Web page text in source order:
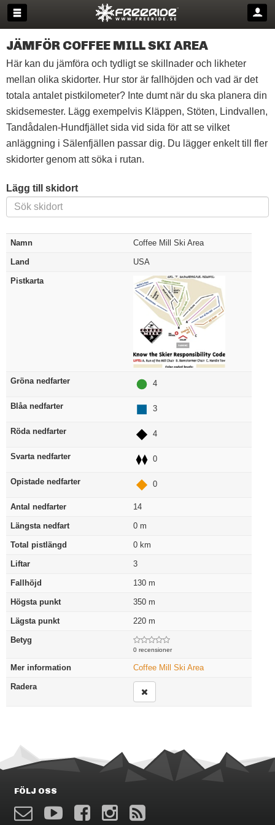
JÄMFÖR COFFEE MILL SKI AREA
Här kan du jämföra och tydligt se skillnader och likheter
mellan olika skidorter. Hur stor är fallhöjden och vad är det
totala antalet pistkilometer? Inte dumt när du ska planera din
skidsemester. Lägg exempelvis Kläppen, Stöten, Lindvallen,
Tandådalen-Hundfjället sida vid sida för att se vilket
anläggning i Sälenfjällen passar dig. Du lägger enkelt till fler
skidorter genom att söka i rutan.
Lägg till skidort
Namn Coffee Mill Ski Area
Land USA
Pistkarta
Gröna nedfarter 4
Blåa nedfarter 3
Röda nedfarter 4
Svarta nedfarter 0
Opistade nedfarter 0
Antal nedfarter 14
Längsta nedfart 0 m
Total pistlängd 0 km
Liftar 3
Fallhöjd 130 m
Högsta punkt 350 m
Lägsta punkt 220 m
Betyg
0 recensioner
Mer information Coffee Mill Ski Area
Radera
FÖLJ OSS